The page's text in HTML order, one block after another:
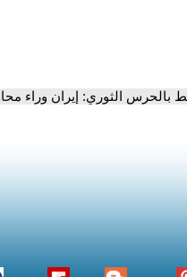
الثوري: إيران وراء